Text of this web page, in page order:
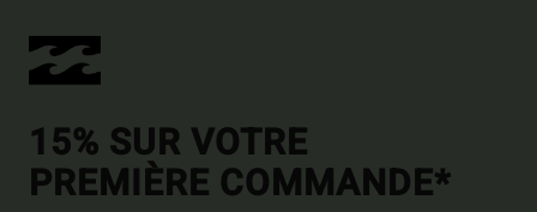
15% SUR VOTRE
PREMIÈRE COMMANDE*